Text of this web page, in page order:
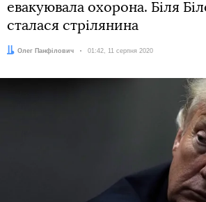
евакуювала охорона. Біля
сталася стрілянина
Автор:
Олег Панфілович Дата:
01:42, 11 серпня 2020